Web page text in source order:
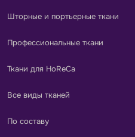
Шторные и портьерные ткани
Профессиональные ткани
Ткани для HoReCa
Все виды тканей
По составу